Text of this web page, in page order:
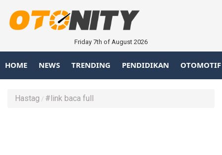
Friday 7th of August 2026
HOME NEWS TRENDING PENDIDIKAN OTOMOTIF
Hastag #link baca full